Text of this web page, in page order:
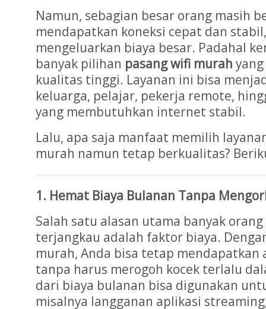
Namun, sebagian besar orang masih
mendapatkan koneksi cepat dan
mengeluarkan biaya besar. Padahal
banyak pilihan pasang wifi murah
kualitas tinggi. Layanan ini bisa
keluarga, pelajar, pekerja remote,
yang membutuhkan internet stabil.
Lalu, apa saja manfaat memilih
murah namun tetap berkualitas?
1. Hemat Biaya Bulanan Tanpa
Salah satu alasan utama banyak
terjangkau adalah faktor biaya.
murah, Anda bisa tetap mendapatkan
tanpa harus merogoh kocek terlalu
dari biaya bulanan bisa digunakan
misalnya langganan aplikasi